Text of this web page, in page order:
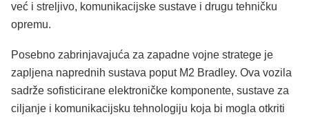
već i streljivo, komunikacijske sustave i drugu tehničku
opremu.
Posebno zabrinjavajuća za zapadne vojne stratege je
zapljena naprednih sustava poput M2 Bradley. Ova vozila
sadrže sofisticirane elektroničke komponente, sustave za
ciljanje i komunikacijsku tehnologiju koja bi mogla otkriti